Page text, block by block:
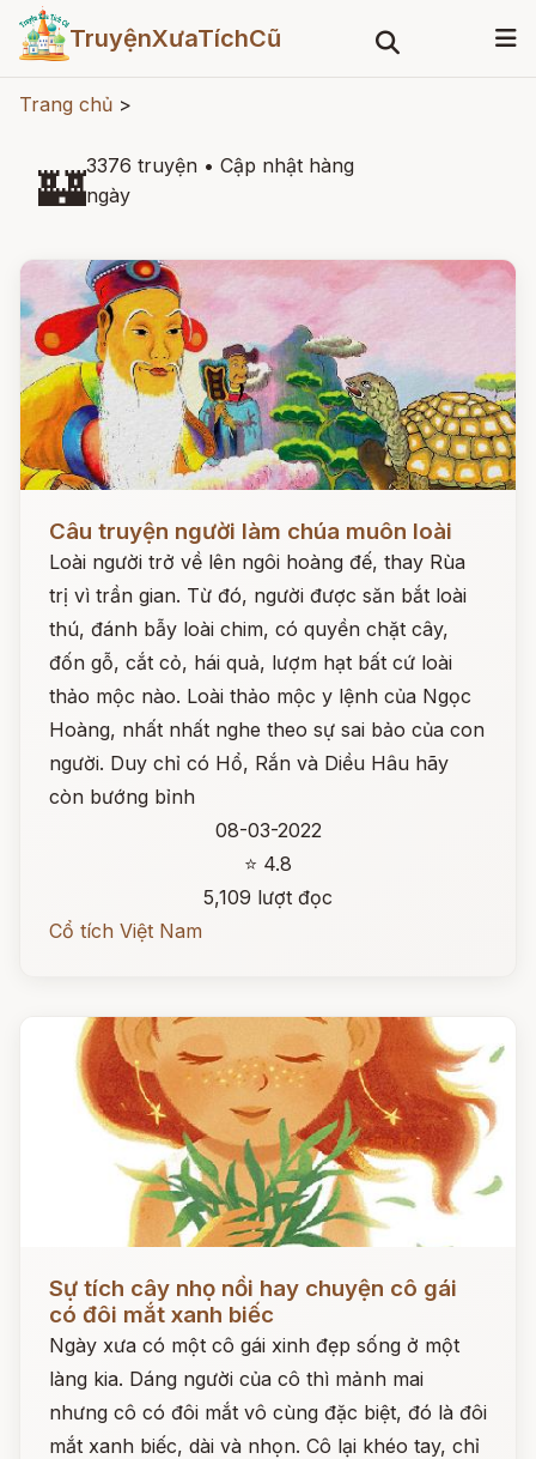
TruyệnXưaTíchCũ
Trang chủ >
🏰3376 truyện • Cập nhật hàng
ngày
Câu truyện người làm chúa muôn loài
Loài người trở về lên ngôi hoàng đế, thay Rùa
trị vì trần gian. Từ đó, người được săn bắt loài
thú, đánh bẫy loài chim, có quyền chặt cây,
đốn gỗ, cắt cỏ, hái quả, lượm hạt bất cứ loài
thảo mộc nào. Loài thảo mộc y lệnh của Ngọc
Hoàng, nhất nhất nghe theo sự sai bảo của con
người. Duy chỉ có Hổ, Rắn và Diều Hâu hãy
còn bướng bỉnh
08-03-2022
⭐ 4.8
5,109 lượt đọc
Cổ tích Việt Nam
Sự tích cây nhọ nồi hay chuyện cô gái
có đôi mắt xanh biếc
Ngày xưa có một cô gái xinh đẹp sống ở một
làng kia. Dáng người của cô thì mảnh mai
nhưng cô có đôi mắt vô cùng đặc biệt, đó là đôi
mắt xanh biếc, dài và nhọn. Cô lại khéo tay, chỉ